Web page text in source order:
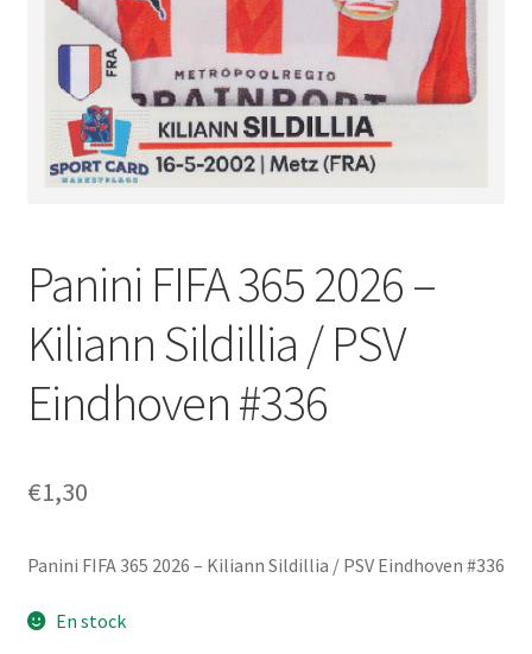
Panini FIFA 365 2026 –
Kiliann Sildillia / PSV
Eindhoven #336
€1,30
Panini FIFA 365 2026 – Kiliann Sildillia / PSV Eindhoven #336
En stock